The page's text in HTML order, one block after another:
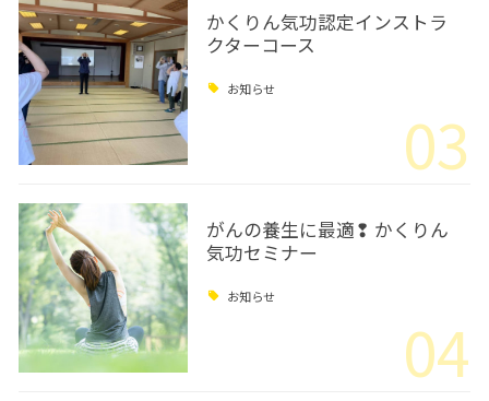
かくりん気功認定インストラ
クターコース
お知らせ
03
がんの養生に最適❢ かくりん
気功セミナー
お知らせ
04